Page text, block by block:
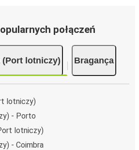
(Port lotniczy) -
lotniczy) - Bragança jest łatwa i
dzięki 4 bezpośrednim połączeniom
8 godziny
ma mniejszy wpływ na środowisko
czy samolotem. Stale pracujemy
zmniejszać ślad węglowy,
środowiskowe w całej naszej
połączeń
(Port lotniczy) Bragança
lotniczy)
- Porto
lotniczy)
- Coimbra